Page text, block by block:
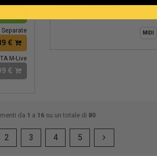
€
M-Live
€
Suoni (Sunny)
MIDI
da 1 a 16su un totale di 80
2 3 4 5